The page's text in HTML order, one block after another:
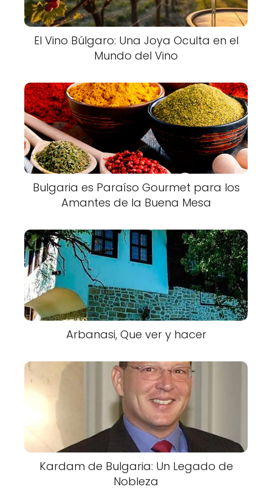
El Vino Búlgaro: Una Joya Oculta en el
Mundo del Vino
Bulgaria es Paraíso Gourmet para los
Amantes de la Buena Mesa
Arbanasi, Que ver y hacer
Kardam de Bulgaria: Un Legado de
Nobleza